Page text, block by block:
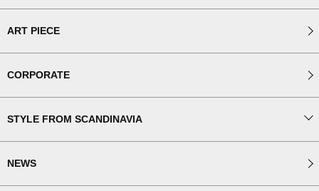
ART PIECE
CORPORATE
STYLE FROM SCANDINAVIA
NEWS